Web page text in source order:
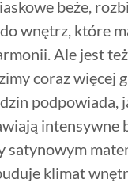
beże,
wnętrz, które
Ale jest
coraz więcej
podpowiada,
intensywne
satynowym
klimat